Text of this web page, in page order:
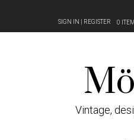
content
SIGN IN | REGISTER 0
Vintage,